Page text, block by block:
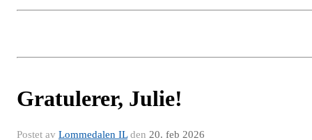
Gratulerer, Julie!
Postet av Lommedalen ILden 20. feb 2026